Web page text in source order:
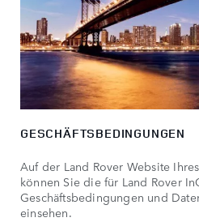
GESCHÄFTSBEDINGUNGEN
Auf der Land Rover Website
können Sie die für Land Rover
Geschäftsbedingungen und
einsehen.